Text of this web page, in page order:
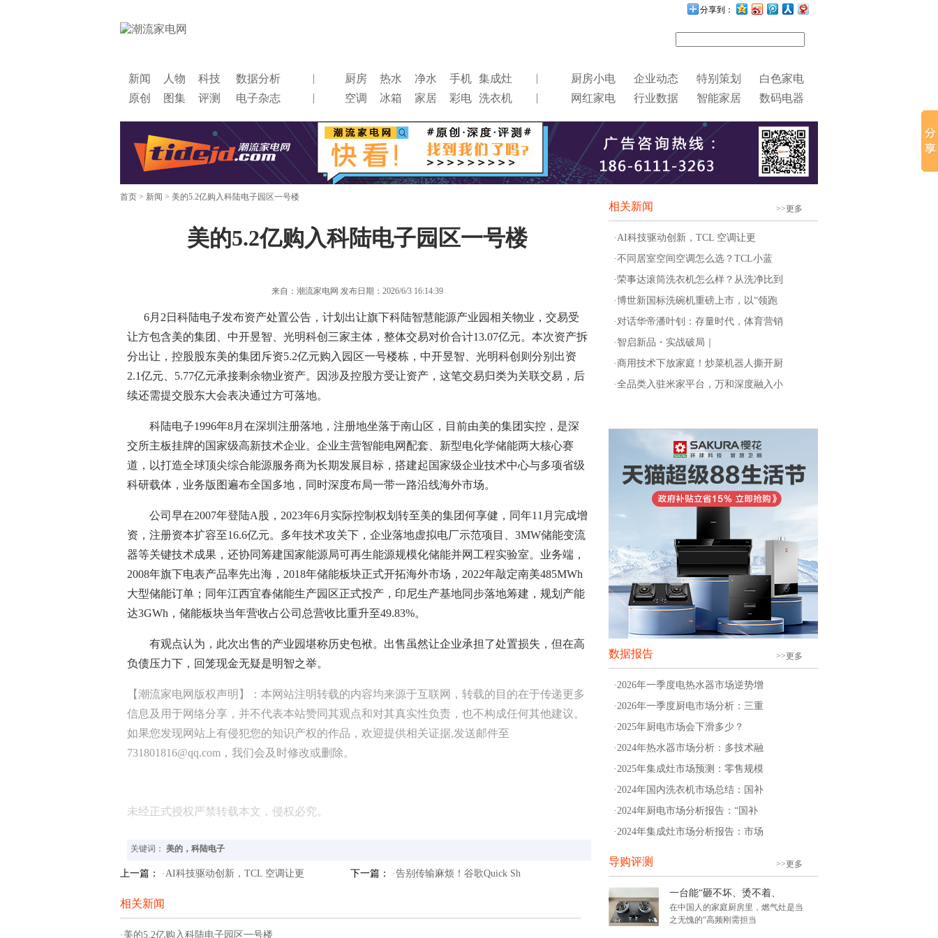
分享到：
新闻 人物 科技 数据分析 | 厨房 热水 净水 手机 集成灶 | 厨房小电 企业动态 特别策划
白色家电
原创
图集 评测 电子杂志 | 空调 冰箱 家居 彩电 洗衣机 | 网红家电 行业数据 智能家居 数码电器
首页 > 新闻 > 美的5.2亿购入科陆电子园区一号楼
美的5.2亿购入科陆电子园区一号楼
来自：潮流家电网 发布日期：2026/6/3 16:14:39
6月2日科陆电子发布资产处置公告，计划出让旗下科陆智慧能源产业园相关物业，交易受
让方包含美的集团、中开昱智、光明科创三家主体，整体交易对价合计13.07亿元。本次资产拆
分出让，控股股东美的集团斥资5.2亿元购入园区一号楼栋，中开昱智、光明科创则分别出资
2.1亿元、5.77亿元承接剩余物业资产。因涉及控股方受让资产，这笔交易归类为关联交易，后
续还需提交股东大会表决通过方可落地。
科陆电子1996年8月在深圳注册落地，注册地坐落于南山区，目前由美的集团实控，是深
交所主板挂牌的国家级高新技术企业。企业主营智能电网配套、新型电化学储能两大核心赛
道，以打造全球顶尖综合能源服务商为长期发展目标，搭建起国家级企业技术中心与多项省级
科研载体，业务版图遍布全国多地，同时深度布局一带一路沿线海外市场。
公司早在2007年登陆A股，2023年6月实际控制权划转至美的集团何享健，同年11月完成增
资，注册资本扩容至16.6亿元。多年技术攻关下，企业落地虚拟电厂示范项目、3MW储能变流
器等关键技术成果，还协同筹建国家能源局可再生能源规模化储能并网工程实验室。业务端，
2008年旗下电表产品率先出海，2018年储能板块正式开拓海外市场，2022年敲定南美485MWh
大型储能订单；同年江西宜春储能生产园区正式投产，印尼生产基地同步落地筹建，规划产能
达3GWh，储能板块当年营收占公司总营收比重升至49.83%。
有观点认为，此次出售的产业园堪称历史包袱。出售虽然让企业承担了处置损失，但在高
负债压力下，回笼现金无疑是明智之举。
【潮流家电网版权声明】：本网站注明转载的内容均来源于互联网，转载的目的在于传递更多
信息及用于网络分享，并不代表本站赞同其观点和对其真实性负责，也不构成任何其他建议。
如果您发现网站上有侵犯您的知识产权的作品，欢迎提供相关证据,发送邮件至
731801816@qq.com，我们会及时修改或删除。
未经正式授权严禁转载本文，侵权必究。
关键词： 美的，科陆电子
上一篇： ·AI科技驱动创新，TCL 空调让更 下一篇： ·告别传输麻烦！谷歌Quick Sh
相关新闻
·美的5.2亿购入科陆电子园区一号楼
相关新闻 >>更多
·AI科技驱动创新，TCL 空调让更
·不同居室空间空调怎么选？TCL小蓝
·荣事达滚筒洗衣机怎么样？从洗净比到
·博世新国标洗碗机重磅上市，以“领跑
·对话华帝潘叶钊：存量时代，体育营销
·智启新品・实战破局｜
·商用技术下放家庭！炒菜机器人撕开厨
·全品类入驻米家平台，万和深度融入小
数据报告 >>更多
·2026年一季度电热水器市场逆势增
·2026年一季度厨电市场分析：三重
·2025年厨电市场会下滑多少？
·2024年热水器市场分析：多技术融
·2025年集成灶市场预测：零售规模
·2024年国内洗衣机市场总结：国补
·2024年厨电市场分析报告：“国补
·2024年集成灶市场分析报告：市场
导购评测 >>更多
一台能“砸不坏、烫不着、
在中国人的家庭厨房里，燃气灶是当
之无愧的“高频刚需担当